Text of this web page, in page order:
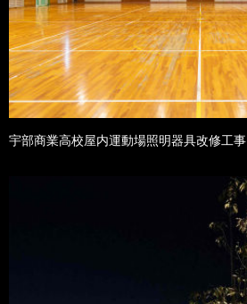
宇部商業高校屋内運動場照明器具改修工事